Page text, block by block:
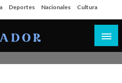
Deportes Nacionales Cultura